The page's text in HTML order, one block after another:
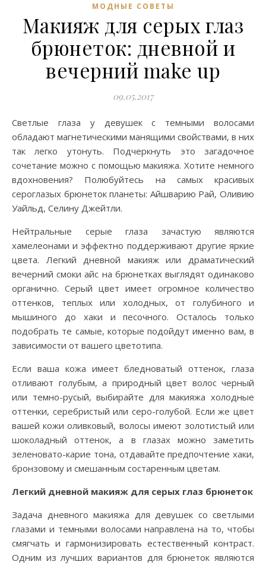
МОДНЫЕ СОВЕТЫ
Макияж для серых глаз
брюнеток: дневной и
вечерний make up
09.05.2017
Светлые глаза у девушек с темными волосами
обладают магнетическими манящими свойствами, в них
так легко утонуть. Подчеркнуть это загадочное
сочетание можно с помощью макияжа. Хотите немного
вдохновения? Полюбуйтесь на самых красивых
сероглазых брюнеток планеты: Айшварию Рай, Оливию
Уайльд, Селину Джейтли.
Нейтральные серые глаза зачастую являются
хамелеонами и эффектно поддерживают другие яркие
цвета. Легкий дневной макияж или драматический
вечерний смоки айс на брюнетках выглядят одинаково
органично. Серый цвет имеет огромное количество
оттенков, теплых или холодных, от голубиного и
мышиного до хаки и песочного. Осталось только
подобрать те самые, которые подойдут именно вам, в
зависимости от вашего цветотипа.
Если ваша кожа имеет бледноватый оттенок, глаза
отливают голубым, а природный цвет волос черный
или темно-русый, выбирайте для макияжа холодные
оттенки, серебристый или серо-голубой. Если же цвет
вашей кожи оливковый, волосы имеют золотистый или
шоколадный оттенок, а в глазах можно заметить
зеленовато-карие тона, отдавайте предпочтение хаки,
бронзовому и смешанным состаренным цветам.
Легкий дневной макияж для серых глаз брюнеток
Задача дневного макияжа для девушек со светлыми
глазами и темными волосами направлена на то, чтобы
смягчать и гармонизировать естественный контраст.
Одним из лучших вариантов для брюнеток являются